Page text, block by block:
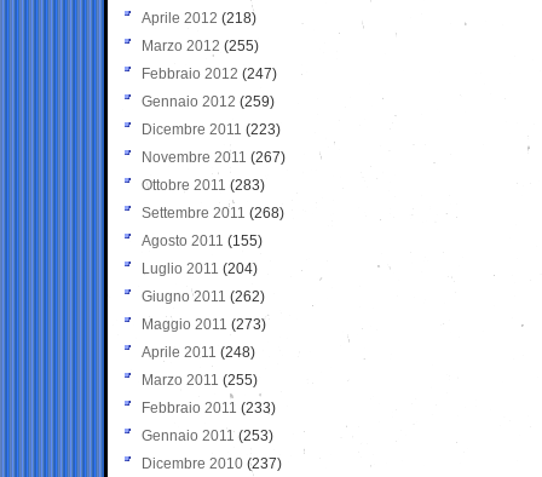
Aprile 2012 (218)
Marzo 2012 (255)
Febbraio 2012 (247)
Gennaio 2012 (259)
Dicembre 2011 (223)
Novembre 2011 (267)
Ottobre 2011 (283)
Settembre 2011 (268)
Agosto 2011 (155)
Luglio 2011 (204)
Giugno 2011 (262)
Maggio 2011 (273)
Aprile 2011 (248)
Marzo 2011 (255)
Febbraio 2011 (233)
Gennaio 2011 (253)
Dicembre 2010 (237)